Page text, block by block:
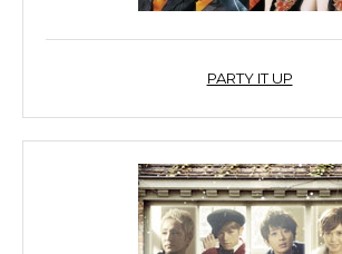
PARTY IT UP